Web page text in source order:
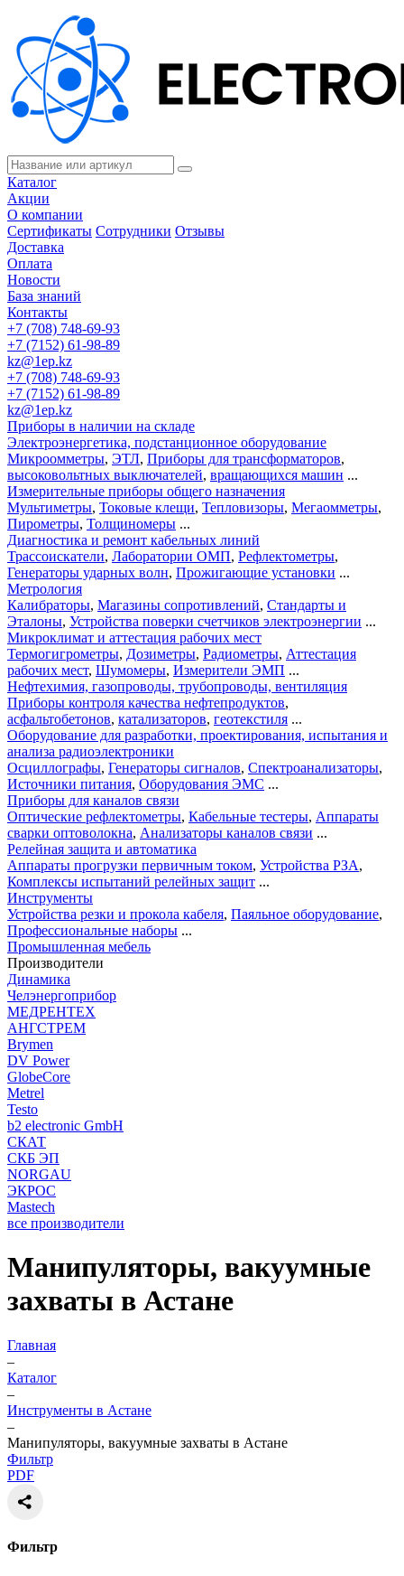
Каталог
Акции
О компании
Сертификаты Сотрудники Отзывы
Доставка
Оплата
Новости
База знаний
Контакты
+7 (708) 748-69-93
+7 (7152) 61-98-89
kz@1ep.kz
+7 (708) 748-69-93
+7 (7152) 61-98-89
kz@1ep.kz
Приборы в наличии на складе
Электроэнергетика, подстанционное оборудование
Микроомметры, ЭТЛ, Приборы для трансформаторов,
высоковольтных выключателей, вращающихся машин ...
Измерительные приборы общего назначения
Мультиметры, Токовые клещи, Тепловизоры, Мегаомметры,
Пирометры, Толщиномеры ...
Диагностика и ремонт кабельных линий
Трассоискатели, Лаборатории ОМП, Рефлектометры,
Генераторы ударных волн, Прожигающие установки ...
Метрология
Калибраторы, Магазины сопротивлений, Стандарты и
Эталоны, Устройства поверки счетчиков электроэнергии ...
Микроклимат и аттестация рабочих мест
Термогигрометры, Дозиметры, Радиометры, Аттестация
рабочих мест, Шумомеры, Измерители ЭМП ...
Нефтехимия, газопроводы, трубопроводы, вентиляция
Приборы контроля качества нефтепродуктов,
асфальтобетонов, катализаторов, геотекстиля ...
Оборудование для разработки, проектирования, испытания и
анализа радиоэлектроники
Осциллографы, Генераторы сигналов, Спектроанализаторы,
Источники питания, Оборудования ЭМС ...
Приборы для каналов связи
Оптические рефлектометры, Кабельные тестеры, Аппараты
сварки оптоволокна, Анализаторы каналов связи ...
Релейная защита и автоматика
Аппараты прогрузки первичным током, Устройства РЗА,
Комплексы испытаний релейных защит ...
Инструменты
Устройства резки и прокола кабеля, Паяльное оборудование,
Профессиональные наборы ...
Промышленная мебель
Производители
Динамика
Челэнергоприбор
МЕДРЕНТЕХ
АНГСТРЕМ
Brymen
DV Power
GlobeCore
Metrel
Testo
b2 electronic GmbH
СКАТ
СКБ ЭП
NORGAU
ЭКРОС
Mastech
все производители
Манипуляторы, вакуумные
захваты в Астане
Главная
–
Каталог
–
Инструменты в Астане
–
Манипуляторы, вакуумные захваты в Астане
Фильтр
PDF
Фильтр